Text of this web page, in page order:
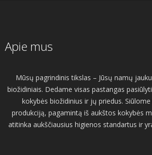
Apie mus
Mūsų pagrindinis tikslas – Jūsų namų
biožidiniais. Dedame visas pastangas
kokybės biožidinius ir jų priedus.
produkciją, pagamintą iš aukštos kokybės
atitinka aukščiausius higienos standartus ir